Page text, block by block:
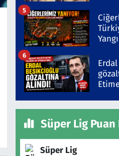
5
6
Süper Lig
Süper Lig